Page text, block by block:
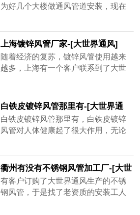
为好几个大楼做通风管道安装，现在
大一点的地方用角钢法兰风管，共板
风管为了不影响到后期使用效果，需
要增强共板风管密封性、抗压强度，
质量好的共板风管不容易坏，不会漏
很多电费。
上海镀锌风管厂家-[大世界通风]
随着经济的复苏，镀锌风管使用越来
越多，上海有一个客户联系到了大世
理，新一轮生产要等15天之后才能发
货，客户还等着用呢，于是找到大世
界通风，地处无锡，离工地不远，并
且确保3天出货，客户在验证以后很快
白铁皮镀锌风管那里有-[大世界通
风]
白铁皮镀锌风管那里有，白铁皮镀锌
风管对人体健康起了很大作用，无论
集，要全天不停运转，因此白铁皮镀
锌风管质量要好，加强通风效率，避
免损坏。常年做通风工程的客户知道
怎么分辨白铁皮镀锌风管的质量好
衢州有没有不锈钢风管加工厂-[大世
界通风]
有客户订购了大世界通风生产的不锈
钢风管，于是找了老资质的安装工人